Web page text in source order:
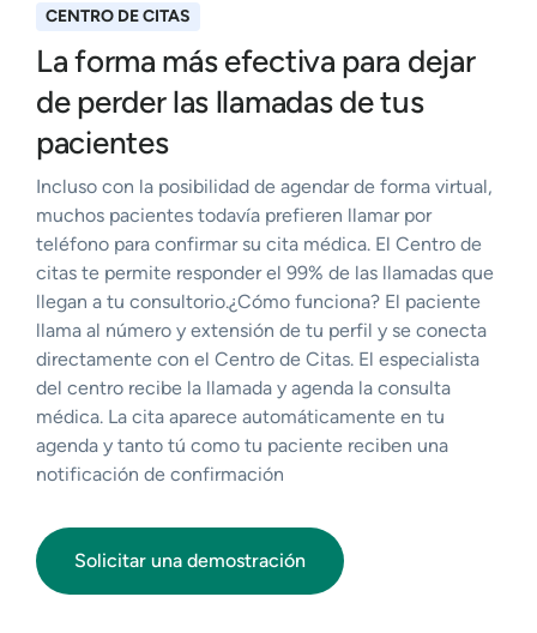
CENTRO DE CITAS
La forma más efectiva para dejar
de perder las llamadas de tus
pacientes
Incluso con la posibilidad de agendar de forma virtual,
muchos pacientes todavía prefieren llamar por
teléfono para confirmar su cita médica. El Centro de
citas te permite responder el 99% de las llamadas que
llegan a tu consultorio.¿Cómo funciona? El paciente
llama al número y extensión de tu perfil y se conecta
directamente con el Centro de Citas. El especialista
del centro recibe la llamada y agenda la consulta
médica. La cita aparece automáticamente en tu
agenda y tanto tú como tu paciente reciben una
notificación de confirmación
Solicitar una demostración